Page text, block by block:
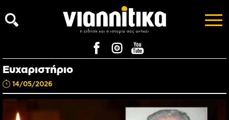
Ευχαριστήριο
14/05/2026